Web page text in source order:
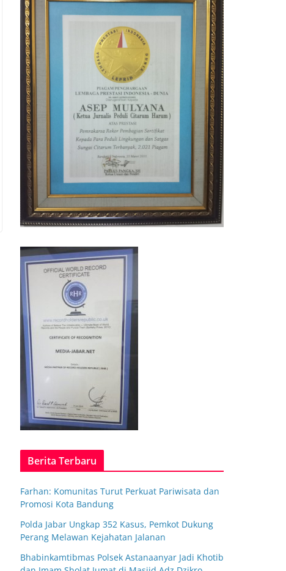
Berita Terbaru
Farhan: Komunitas Turut Perkuat Pariwisata dan
Promosi Kota Bandung
Polda Jabar Ungkap 352 Kasus, Pemkot Dukung
Perang Melawan Kejahatan Jalanan
Bhabinkamtibmas Polsek Astanaanyar Jadi Khotib